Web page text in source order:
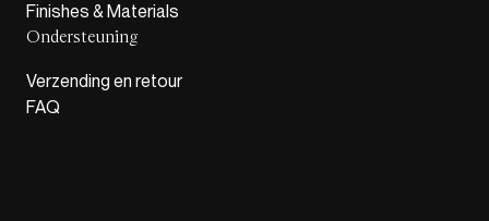
Finishes & Materials
Ondersteuning
Verzending en retour
FAQ